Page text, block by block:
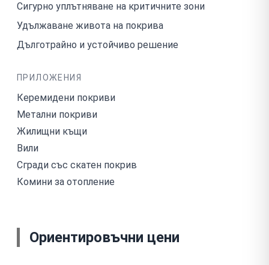
Сигурно уплътняване на критичните зони
Удължаване живота на покрива
Дълготрайно и устойчиво решение
ПРИЛОЖЕНИЯ
Керемидени покриви
Метални покриви
Жилищни къщи
Вили
Сгради със скатен покрив
Комини за отопление
Ориентировъчни цени